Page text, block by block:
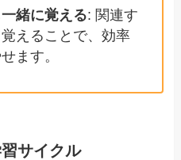
緒に覚える: 関連す
えることで、効率
ます。
サイクル